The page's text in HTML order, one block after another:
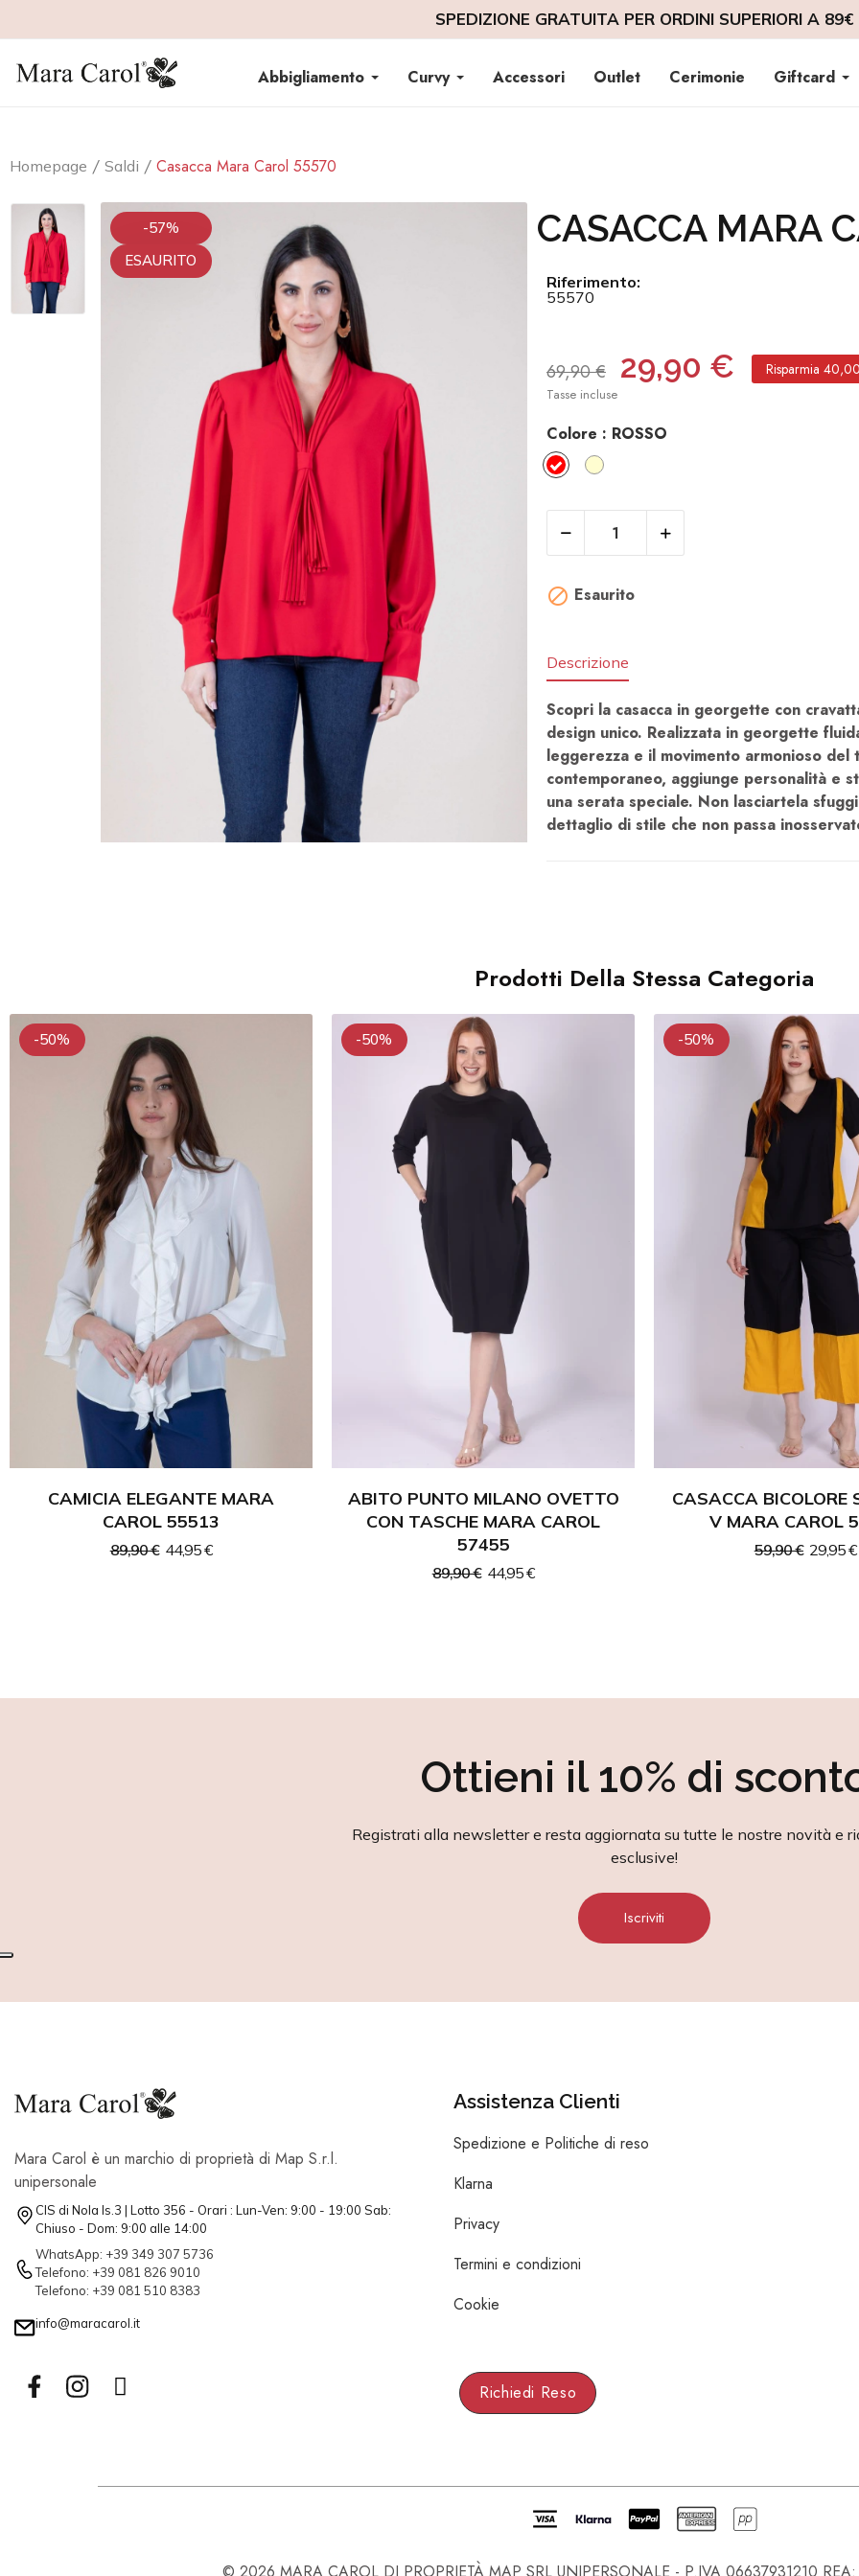
SPEDIZIONE GRATUITA PER ORDINI SUPERIORI A 89€
Abbigliamento Curvy Accessori Outlet Cerimonie Giftcard
Homepage Saldi Casacca Mara Carol 55570
-57%
ESAURITO
CASACCA MARA
Riferimento:
55570
69,90 € 29,90 € Risparmia
Tasse incluse
Colore : ROSSO​
ROSSO​CREMA​
 Esaurito
Descrizione
Scopri la casacca in georgette con
design unico. Realizzata in georgette
leggerezza e il movimento armonioso
contemporaneo, aggiunge personalità e
una serata speciale. Non lasciartela
dettaglio di stile che non passa
Prodotti Della Stessa Categoria
-50%
CAMICIA ELEGANTE MARA
CAROL 55513
89,90 € 44,95 €
-50%
ABITO PUNTO MILANO OVETTO
CON TASCHE MARA CAROL
57455
89,90 € 44,95 €
-50%
CASACCA BICOLORE
V MARA CAROL
59,90 € 29,95 €
Ottieni il 10% di
Registrati alla newsletter e resta aggiornata su tutte le nostre novità e
esclusive!
Iscriviti
Mara Carol è un marchio di proprietà di Map S.r.l.
unipersonale
CIS di Nola Is.3 | Lotto 356 - Orari : Lun-Ven: 9:00 - 19:00 Sab:
Chiuso - Dom: 9:00 alle 14:00
WhatsApp: +39 349 307 5736
Telefono: +39 081 826 9010
Telefono: +39 081 510 8383
info@maracarol.it
Assistenza Clienti
Spedizione e Politiche di reso
Klarna
Privacy
Termini e condizioni
Cookie
Richiedi Reso